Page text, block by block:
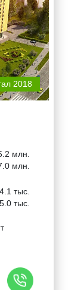
2018
млн.
млн.
тыс.
тыс.